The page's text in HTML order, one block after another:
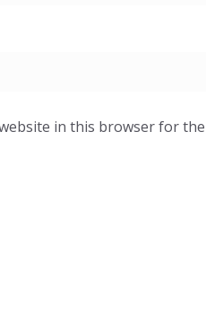
in this browser for